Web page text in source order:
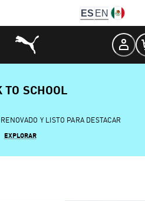
ES EN
TO SCHOOL
Y LISTO PARA DESTACAR
EXPLORAR